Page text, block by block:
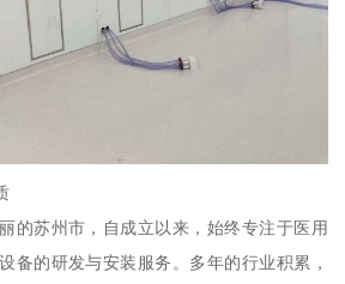
的苏州市，自成立以来，始终专注于医用
备的研发与安装服务。多年的行业积累，